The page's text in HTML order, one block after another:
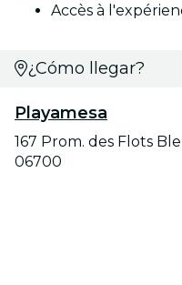
Accès à
¿Cómo llegar?
Playamesa
167 Prom. des Flots
06700